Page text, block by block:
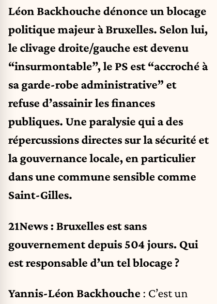
Léon Backhouche dénonce un blocage
politique majeur à Bruxelles. Selon lui,
le clivage droite/gauche est devenu
“insurmontable”, le PS est “accroché à
sa garde-robe administrative” et
refuse d’assainir les finances
publiques. Une paralysie qui a des
répercussions directes sur la sécurité et
la gouvernance locale, en particulier
dans une commune sensible comme
Saint-Gilles.
21News : Bruxelles est sans
gouvernement depuis 504 jours. Qui
est responsable d’un tel blocage ?
Yannis-Léon Backhouche : C’est un